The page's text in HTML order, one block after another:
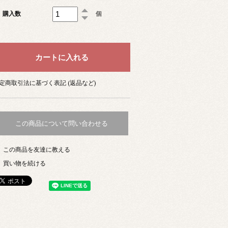
購入数 個
商取引法に基づく表記 (返品など)
この商品について問い合わせる
この商品を友達に教える
買い物を続ける